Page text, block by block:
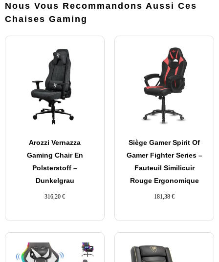
Nous Vous Recommandons Aussi Ces
Chaises Gaming
Arozzi Vernazza
Gaming Chair En
Polsterstoff –
Dunkelgrau
316,20 €
Siège Gamer Spirit Of
Gamer Fighter Series –
Fauteuil Similicuir
Rouge Ergonomique
181,38 €